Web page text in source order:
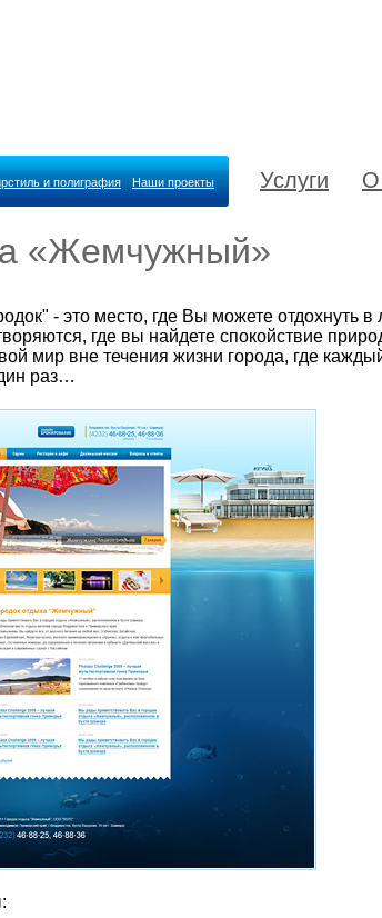
и полиграфия Наши проекты Услуги О
«Жемчужный»
- это место, где Вы можете отдохнуть
где вы найдете спокойствие
мир вне течения жизни города, где
раз…